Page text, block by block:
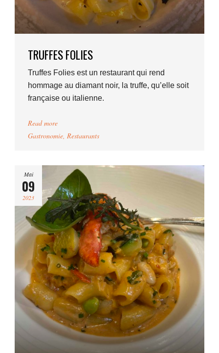
TRUFFES FOLIES
Truffes Folies est un restaurant qui rend
hommage au diamant noir, la truffe, qu’elle soit
française ou italienne.
Read more
Gastronomie, Restaurants
Mai
09
2023